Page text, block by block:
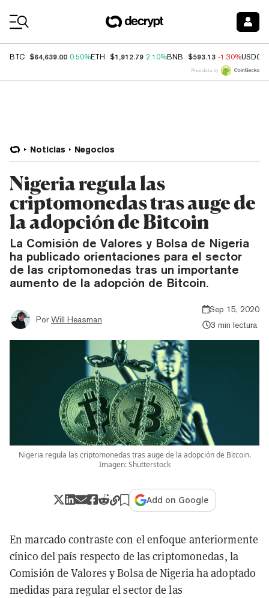
BTC $64,639.00 0.50%ETH $1,912.79 2.10%BNB $593.13 -1.30%USDC
Price data by
Noticias Negocios
Nigeria regula las
criptomonedas tras auge de
la adopción de Bitcoin
La Comisión de Valores y Bolsa de Nigeria
ha publicado orientaciones para el sector
de las criptomonedas tras un importante
aumento de la adopción de Bitcoin.
Por Will Heasman
Sep 15, 2020
3 min lectura
Nigeria regula las criptomonedas tras auge de la adopción de Bitcoin.
Imagen: Shutterstock
Add on Google
En marcado contraste con el enfoque anteriormente
cínico del país respecto de las criptomonedas, la
Comisión de Valores y Bolsa de Nigeria ha adoptado
medidas para regular el sector de las